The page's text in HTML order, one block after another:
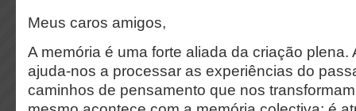
Meus caros amigos,
A memória é uma forte aliada da criação plena.
ajuda-nos a processar as experiências do
caminhos de pensamento que nos